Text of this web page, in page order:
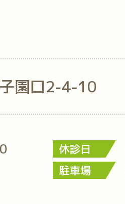
園口2-4-10
休診日
駐車場